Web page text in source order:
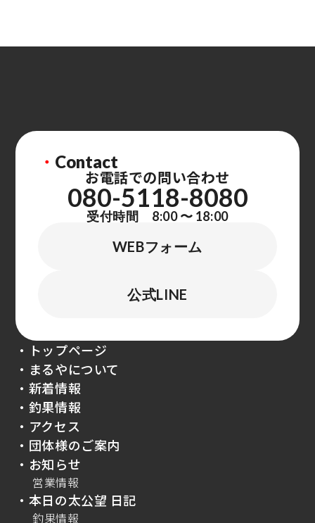
・ Contact
お電話での問い合わせ
080-5118-8080
受付時間 8:00 〜 18:00
WEBフォーム
公式LINE
・トップページ
・まるやについて
・新着情報
・釣果情報
・アクセス
・団体様のご案内
・お知らせ
営業情報
・本日の太公望 日記
釣果情報